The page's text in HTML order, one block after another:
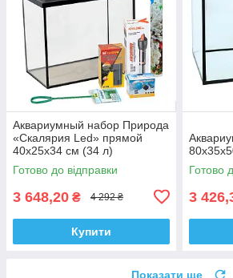
Аквариумный набор Природа
«Скалярия Led» прямой
40х25х34 см (34 л)
Готово до відправки
3 648,20 ₴ 4 292 ₴
Купити
Готово
3
Показати ще